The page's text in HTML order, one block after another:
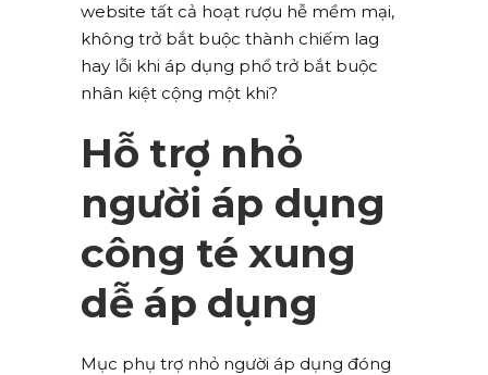
website tất cả hoạt rượu hễ mềm mại,
không trở bắt buộc thành chiếm lag
hay lỗi khi áp dụng phổ trở bắt buộc
nhân kiệt cộng một khi?
Hỗ trợ nhỏ
người áp dụng
công té xung
dễ áp dụng
Mục phụ trợ nhỏ người áp dụng đóng